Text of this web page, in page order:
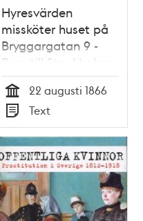
Hyresvärden
missköter huset på
Bryggargatan 9 -
Brev till Stockholms
Allmänna
Sundhetsnämnd 22
augusti 1866
Tid
22 augusti 1866
Typ
Text